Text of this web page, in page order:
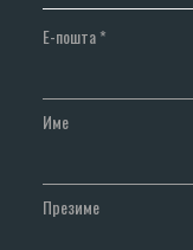
Е-пошта*
Име
Презиме